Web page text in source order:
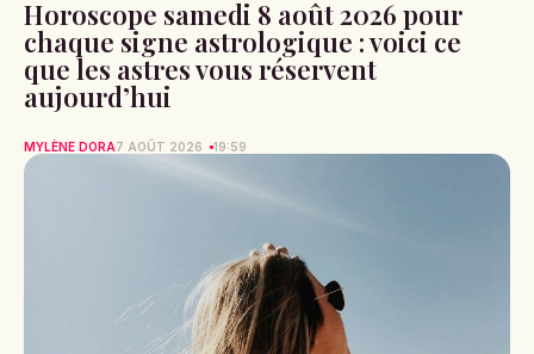
Horoscope samedi 8 août 2026 pour
chaque signe astrologique : voici ce
que les astres vous réservent
aujourd’hui
MYLÈNE DORA7 AOÛT 2026 19:59